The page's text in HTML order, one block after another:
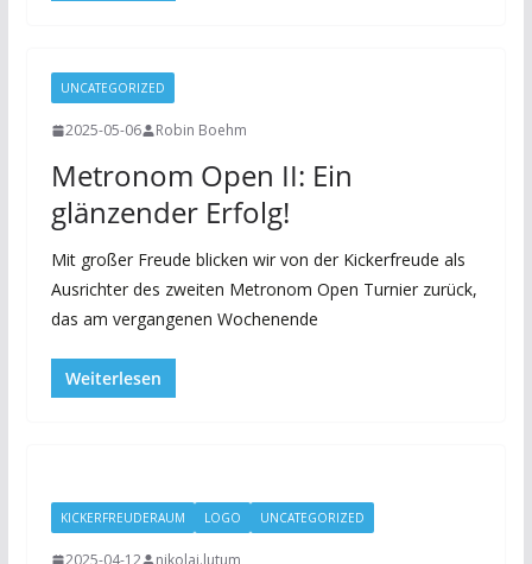
UNCATEGORIZED
2025-05-06 Robin Boehm
Metronom Open II: Ein
glänzender Erfolg!
Mit großer Freude blicken wir von der Kickerfreude als
Ausrichter des zweiten Metronom Open Turnier zurück,
das am vergangenen Wochenende
Weiterlesen
KICKERFREUDERAUM LOGO UNCATEGORIZED
2025-04-12 nikolai.lutum